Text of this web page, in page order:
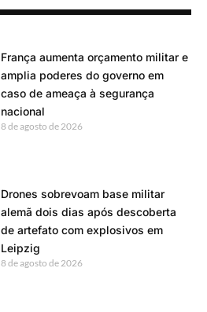
França aumenta orçamento militar e
amplia poderes do governo em
caso de ameaça à segurança
nacional
8 de agosto de 2026
Drones sobrevoam base militar
alemã dois dias após descoberta
de artefato com explosivos em
Leipzig
8 de agosto de 2026